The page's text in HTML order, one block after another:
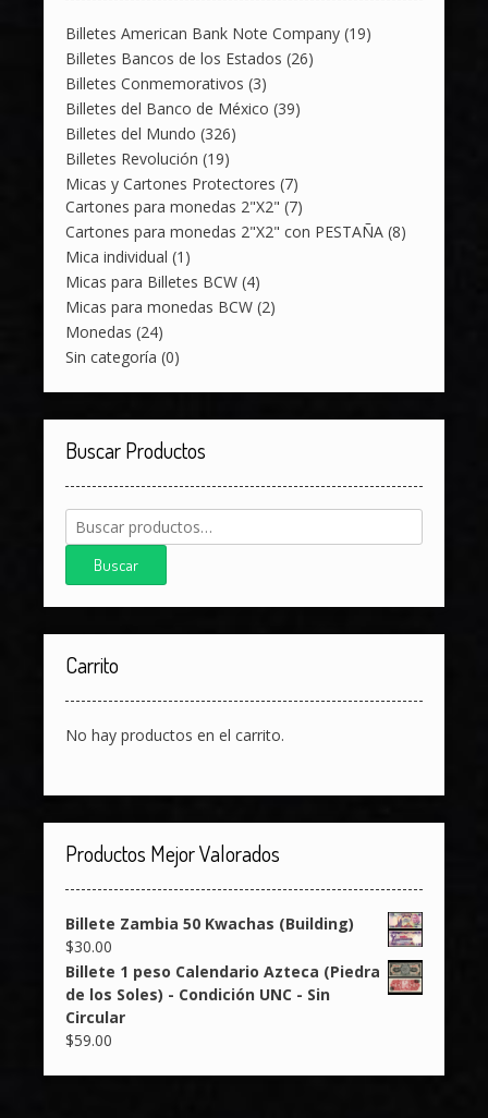
Billetes American Bank Note Company (19)
Billetes Bancos de los Estados (26)
Billetes Conmemorativos (3)
Billetes del Banco de México (39)
Billetes del Mundo (326)
Billetes Revolución (19)
Micas y Cartones Protectores (7)
Cartones para monedas 2"X2" (7)
Cartones para monedas 2"X2" con PESTAÑA (8)
Mica individual (1)
Micas para Billetes BCW (4)
Micas para monedas BCW (2)
Monedas (24)
Sin categoría (0)
Buscar Productos
Buscar
por:
Buscar
Carrito
No hay productos en el carrito.
Productos Mejor Valorados
Billete Zambia 50 Kwachas (Building)
$30.00
Billete 1 peso Calendario Azteca (Piedra
de los Soles) - Condición UNC - Sin
Circular
$59.00